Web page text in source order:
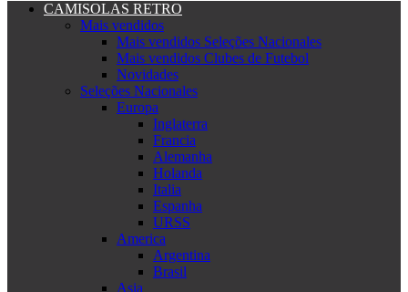
CAMISOLAS RETRO
Mais vendidos
Mais vendidos Seleções Nacionales
Mais vendidos Clubes de Futebol
Novidades
Seleções Nacionales
Europa
Inglaterra
Francia
Alemanha
Holanda
Italia
Espanha
URSS
America
Argentina
Brasil
Asia